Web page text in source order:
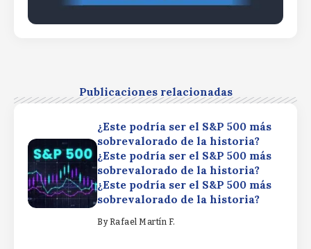
Publicaciones relacionadas
¿Este podría ser el S&P 500 más
sobrevalorado de la historia?
¿Este podría ser el S&P 500 más
sobrevalorado de la historia?
¿Este podría ser el S&P 500 más
sobrevalorado de la historia?
By Rafael Martín F.